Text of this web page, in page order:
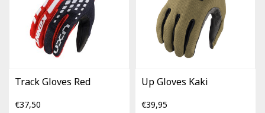
Track Gloves Red
€37,50
Up Gloves Kaki
€39,95